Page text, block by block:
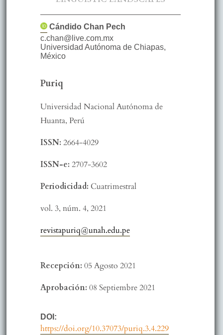
Cándido Chan Pech
c.chan@live.com.mx
Universidad Autónoma de Chiapas,
México
Puriq
Universidad Nacional Autónoma de
Huanta, Perú
ISSN: 2664-4029
ISSN-e: 2707-3602
Periodicidad: Cuatrimestral
vol. 3, núm. 4, 2021
revistapuriq@unah.edu.pe
Recepción: 05 Agosto 2021
Aprobación: 08 Septiembre 2021
DOI:
https://doi.org/10.37073/puriq.3.4.229